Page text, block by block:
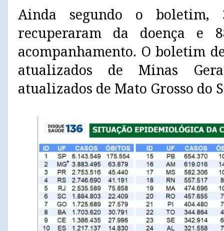
Ainda segundo o boletim,
recuperaram da doença e
acompanhamento. O boletim
atualizados de Minas
atualizados de Mato Grosso do